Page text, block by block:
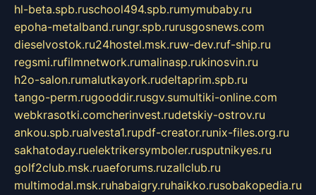
hl-beta.spb.ruschool494.spb.rumymubaby.ru
epoha-metalband.rungr.spb.rurusgosnews.com
dieselvostok.ru24hostel.msk.ruw-dev.ruf-ship.ru
regsmi.rufilmnetwork.rumalinasp.rukinosvin.ru
h2o-salon.rumalutkayork.rudeltaprim.spb.ru
tango-perm.rugooddir.rusgv.sumultiki-online.com
webkrasotki.comcherinvest.rudetskiy-ostrov.ru
ankou.spb.rualvesta1.rupdf-creator.runix-files.org.ru
sakhatoday.ruelektrikersymboler.rusputnikyes.ru
golf2club.msk.ruaeforums.ruzallclub.ru
multimodal.msk.ruhabaigry.ruhaikko.rusobakopedia.ru